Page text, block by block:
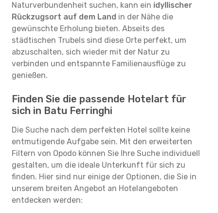
Naturverbundenheit suchen, kann ein idyllischer
Rückzugsort auf dem Land in der Nähe die
gewünschte Erholung bieten. Abseits des
städtischen Trubels sind diese Orte perfekt, um
abzuschalten, sich wieder mit der Natur zu
verbinden und entspannte Familienausflüge zu
genießen.
Finden Sie die passende Hotelart für
sich in Batu Ferringhi
Die Suche nach dem perfekten Hotel sollte keine
entmutigende Aufgabe sein. Mit den erweiterten
Filtern von Opodo können Sie Ihre Suche individuell
gestalten, um die ideale Unterkunft für sich zu
finden. Hier sind nur einige der Optionen, die Sie in
unserem breiten Angebot an Hotelangeboten
entdecken werden: